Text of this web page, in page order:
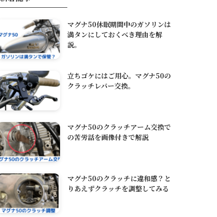
マグナ50休眠期間中のガソリンは
満タンにしておくべき理由を解
説。
立ちゴケにはご用心。マグナ50の
クラッチレバー交換。
マグナ50のクラッチアーム交換で
の苦労話を画像付きで解説
マグナ50のクラッチに違和感？と
りあえずクラッチを調整してみる